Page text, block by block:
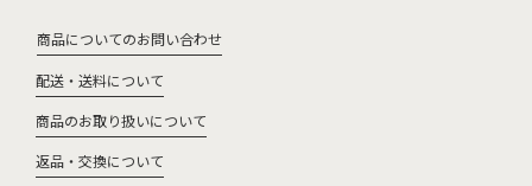
商品についてのお問い合わせ
配送・送料について
商品のお取り扱いについて
返品・交換について